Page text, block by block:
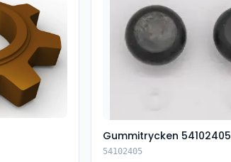
Gummitrycken 54102405
54102405